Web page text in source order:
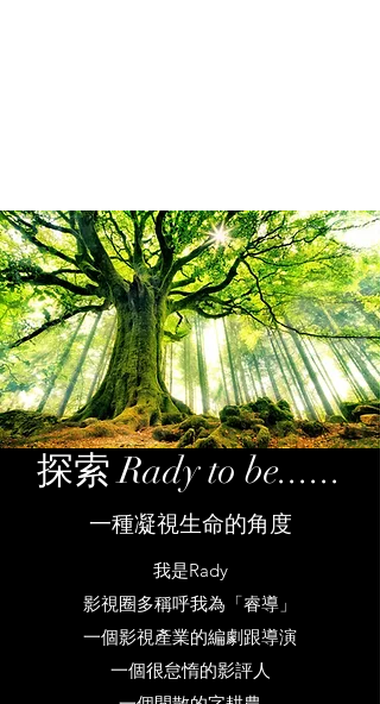
探索 Rady to be......
一種​凝視生命的角度
我是Rady
影視圈多稱呼我為「睿導」
一個影視產業的編劇跟導演
一個很怠惰的影評人